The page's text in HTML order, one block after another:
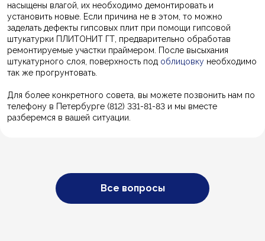
насыщены влагой, их необходимо демонтировать и
установить новые. Если причина не в этом, то можно
заделать дефекты гипсовых плит при помощи гипсовой
штукатурки ПЛИТОНИТ ГТ, предварительно обработав
ремонтируемые участки праймером. После высыхания
штукатурного слоя, поверхность под облицовку необходимо
так же прогрунтовать.
Для более конкретного совета, вы можете позвонить нам по
телефону в Петербурге (812) 331-81-83 и мы вместе
разберемся в вашей ситуации.
Все вопросы